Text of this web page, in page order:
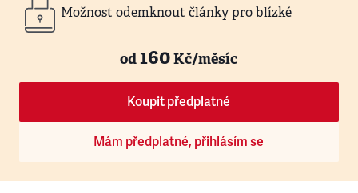
Možnost odemknout články pro blízké
od160Kč/měsíc
Koupit předplatné
Mám předplatné, přihlásím se